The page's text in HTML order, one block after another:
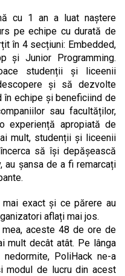
cu 1 an a luat naștere
pe echipe cu durată de
în 4 secțiuni: Embedded,
și Junior Programming.
studenții și liceenii
și să dezvolte
în echipe și beneficiind de
sau facultăților,
experiență apropiată de
mult, studenții și liceenii
să își depășească
au șansa de a fi remarcați
mai exact și ce părere au
aflați mai jos.
mea, aceste 48 de ore de
mult decât atât. Pe lânga
PoliHack ne-a
modul de lucru din acest